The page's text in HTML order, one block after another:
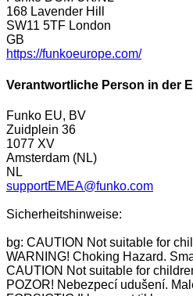
168 Lavender Hill
SW11 5TF London
GB
https://funkoeurope.com/
Verantwortliche Person in der
Funko EU, BV
Zuidplein 36
1077 XV
Amsterdam (NL)
NL
supportEMEA@funko.com
Sicherheitshinweise:
bg: CAUTION Not suitable for
WARNING! Choking Hazard.
CAUTION Not suitable for
POZOR! Nebezpecí udušení.